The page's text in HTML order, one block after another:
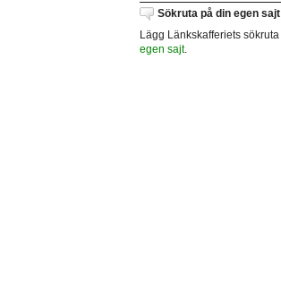
Sökruta på din egen sajt
Lägg Länkskafferiets sökruta
egen sajt.